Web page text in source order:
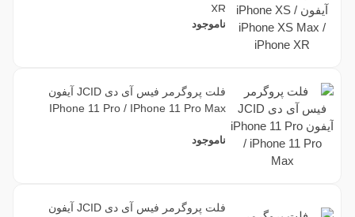
XR
ناموجود
فلت پروگرمر فیس آی دی JCID آیفون
IPhone 11 Pro / IPhone 11 Pro Max
ناموجود
فلت پروگرمر فیس آی دی JCID آیفون